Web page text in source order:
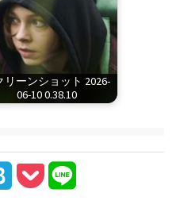
リーンショット 2026-
06-10 0.38.10